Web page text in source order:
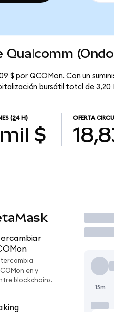
$ por QCOMon. Con un
bursátil total de 3,20
(24 H)
$
OFERTA
en y
blockchains.
15m